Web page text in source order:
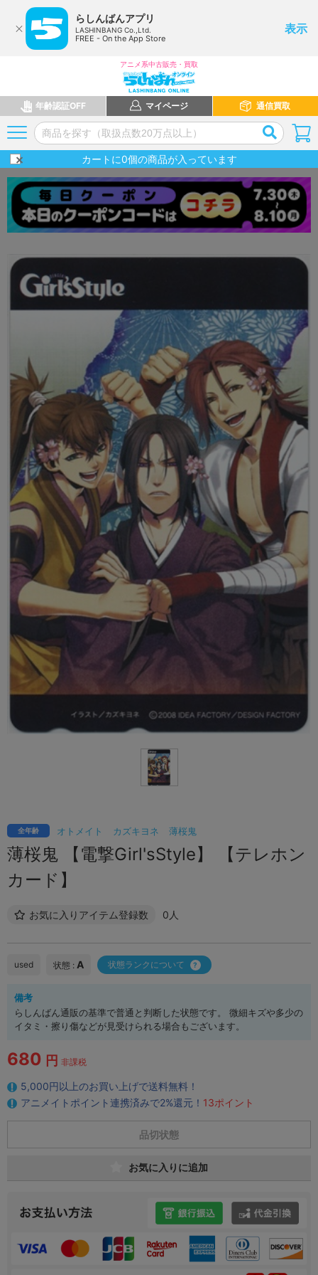
らしんばんアプリ
LASHINBANG Co.,Ltd.
FREE - On the App Store
表示
アニメ系中古販売・買取
年齢認証OFF マイページ 通信買取
カートに0個の商品が入っています
オトメイト カズキヨネ 薄桜鬼
全年齢
薄桜鬼 【電撃Girl'sStyle】 【テレホン
カード】
お気に入りアイテム登録数 0人
used 状態 : A 状態ランクについて
備考
らしんばん通販の基準で普通と判断した状態です。 微細キズや多少の
イタミ・擦り傷などが見受けられる場合もございます。
680 円 非課税
5,000円以上のお買い上げで送料無料！
アニメイトポイント連携済みで2%還元！ 13ポイント
品切状態
お気に入りに追加